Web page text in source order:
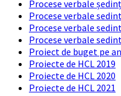
Procese verbale
Procese verbale
Procese verbale
Procese verbale
Proiect de buget pe
Proiecte de HCL 2019
Proiecte de HCL 2020
Proiecte de HCL 2021